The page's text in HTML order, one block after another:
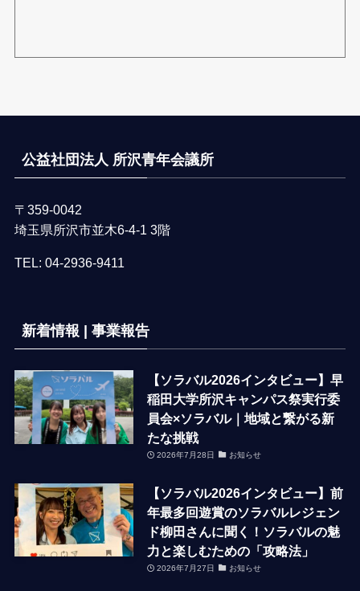
公益社団法人 所沢青年会議所
〒359-0042
埼玉県所沢市並木6-4-1 3階
TEL: 04-2936-9411
新着情報 | 事業報告
【ソラバル2026インタビュー】早
稲田大学所沢キャンパス祭実行委
員会×ソラバル｜地域と繋がる新
たな挑戦
2026年7月28日 お知らせ
【ソラバル2026インタビュー】前
年最多回遊賞のソラバルレジェン
ド柳田さんに聞く！ソラバルの魅
力と楽しむための「攻略法」
2026年7月27日 お知らせ